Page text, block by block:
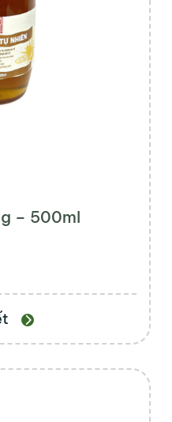
– 500ml